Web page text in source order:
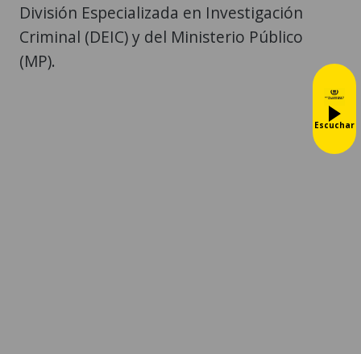
División Especializada en Investigación
Criminal (DEIC) y del Ministerio Público
(MP).
Escuchar